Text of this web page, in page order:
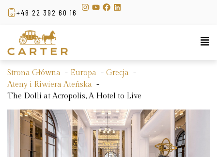
+48 22 392 60 16
Strona Główna Europa
Grecja
Ateny i Riwiera Ateńska
The Dolli at Acropolis, A Hotel to Live